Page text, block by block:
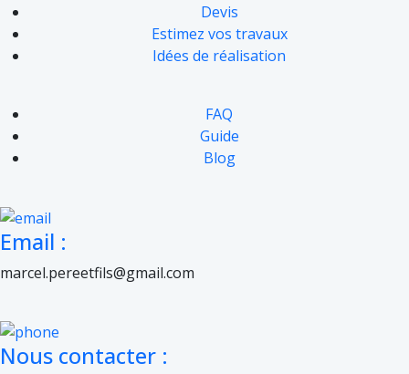
Devis
Estimez vos travaux
Idées de réalisation
FAQ
Guide
Blog
Email :
marcel.pereetfils@gmail.com
Nous contacter :